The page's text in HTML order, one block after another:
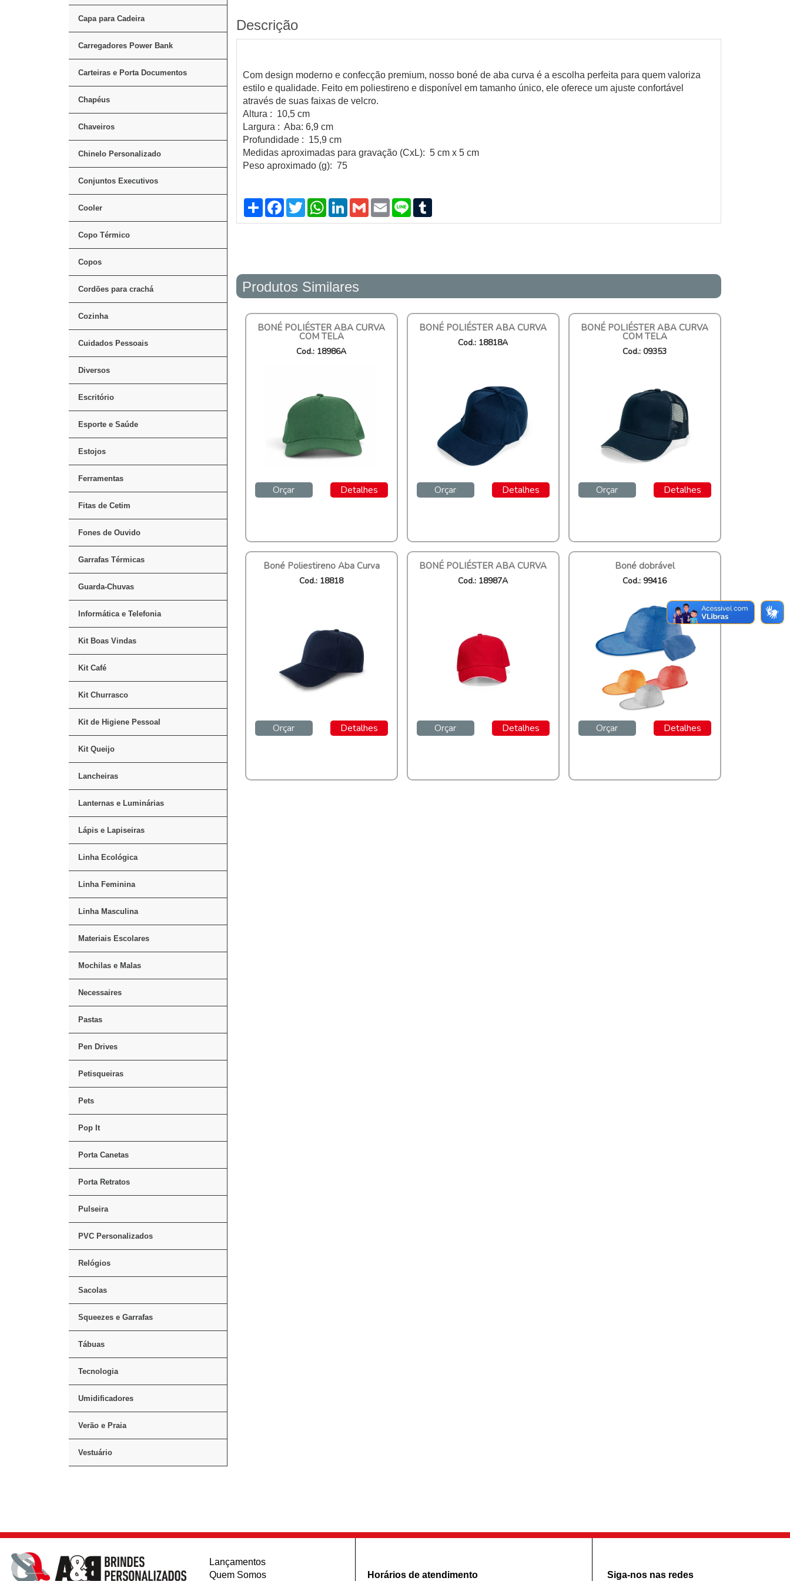
Capa para Cadeira
Carregadores Power Bank
Carteiras e Porta Documentos
Chapéus
Chaveiros
Chinelo Personalizado
Conjuntos Executivos
Cooler
Copo Térmico
Copos
Cordões para crachá
Cozinha
Cuidados Pessoais
Diversos
Escritório
Esporte e Saúde
Estojos
Ferramentas
Fitas de Cetim
Fones de Ouvido
Garrafas Térmicas
Guarda-Chuvas
Informática e Telefonia
Kit Boas Vindas
Kit Café
Kit Churrasco
Kit de Higiene Pessoal
Kit Queijo
Lancheiras
Lanternas e Luminárias
Lápis e Lapiseiras
Linha Ecológica
Linha Feminina
Linha Masculina
Materiais Escolares
Mochilas e Malas
Necessaires
Pastas
Pen Drives
Petisqueiras
Pets
Pop It
Porta Canetas
Porta Retratos
Pulseira
PVC Personalizados
Relógios
Sacolas
Squeezes e Garrafas
Tábuas
Tecnologia
Umidificadores
Verão e Praia
Vestuário
Descrição
Com design moderno e confecção premium, nosso boné de aba curva é a escolha perfeita para quem valoriza
estilo e qualidade. Feito em poliestireno e disponível em tamanho único, ele oferece um ajuste confortável
através de suas faixas de velcro.
Altura : 10,5 cm
Largura : Aba: 6,9 cm
Profundidade : 15,9 cm
Medidas aproximadas para gravação (CxL): 5 cm x 5 cm
Peso aproximado (g): 75
Compartilhar
Facebook
TwitterWhatsApp
LinkedIn
GmailEmailLine
Produtos Similares
BONÉ POLIÉSTER ABA CURVA
COM TELA
Cod.: 18986A
Orçar Detalhes
BONÉ POLIÉSTER ABA CURVA
Cod.: 18818A
Orçar Detalhes
BONÉ POLIÉSTER ABA CURVA
COM TELA
Cod.: 09353
Orçar Detalhes
Boné Poliestireno Aba Curva
Cod.: 18818
Orçar Detalhes
BONÉ POLIÉSTER ABA CURVA
Cod.: 18987A
Orçar Detalhes
Boné dobrável
Cod.: 99416
Orçar Detalhes
Lançamentos
Quem Somos
Horários de atendimento Siga-nos nas redes